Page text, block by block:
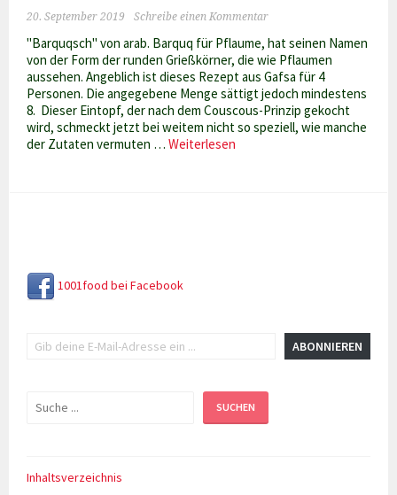
20. September 2019 Schreibe einen Kommentar
"Barquqsch" von arab. Barquq für Pflaume, hat seinen Namen
von der Form der runden Grießkörner, die wie Pflaumen
aussehen. Angeblich ist dieses Rezept aus Gafsa für 4
Personen. Die angegebene Menge sättigt jedoch mindestens
8. Dieser Eintopf, der nach dem Couscous-Prinzip gekocht
wird, schmeckt jetzt bei weitem nicht so speziell, wie manche
der Zutaten vermuten …Weiterlesen
1001food bei Facebook
ABONNIEREN
Suchen SUCHEN
Inhaltsverzeichnis